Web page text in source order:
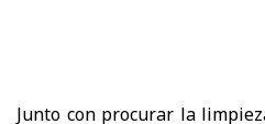
Junto con procurar la